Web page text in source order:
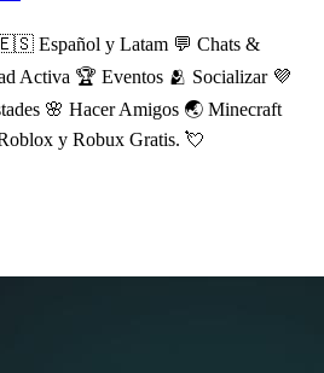
Español y Latam 💬 Chats &
Activa 🏆 Eventos 🫂 Socializar 💜
🌸 Hacer Amigos 🌏 Minecraft
y Robux Gratis. 💘